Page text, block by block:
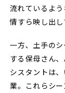
流れているよ
情すら映し出し
一方、土手の
する保母さん
シスタントは
業。これらシ